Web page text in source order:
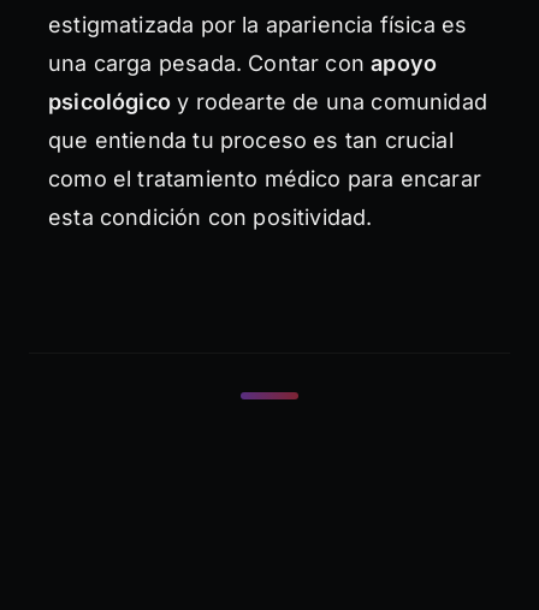
estigmatizada por la apariencia física es
una carga pesada. Contar conapoyo
psicológicoy rodearte de una comunidad
que entienda tu proceso es tan crucial
como el tratamiento médico para encarar
esta condición con positividad.